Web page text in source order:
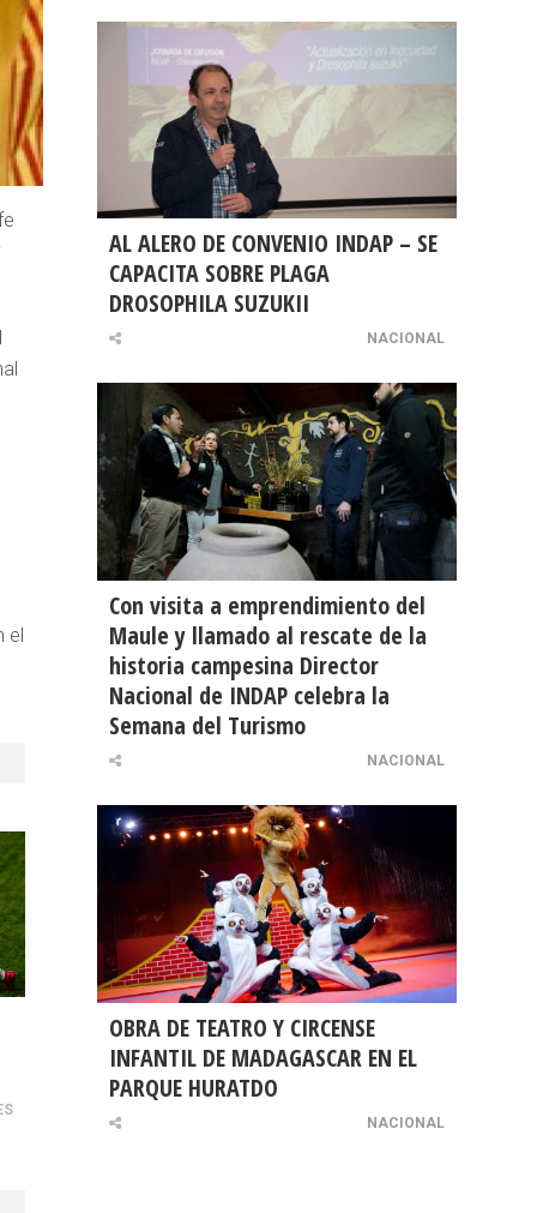
el
AL ALERO DE CONVENIO INDAP – SE
CAPACITA SOBRE PLAGA
DROSOPHILA SUZUKII
NACIONAL
Con visita a emprendimiento del
Maule y llamado al rescate de la
historia campesina Director
Nacional de INDAP celebra la
Semana del Turismo
NACIONAL
OBRA DE TEATRO Y CIRCENSE
INFANTIL DE MADAGASCAR EN EL
PARQUE HURATDO
NACIONAL